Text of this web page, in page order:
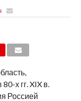
х гг. XIX в.
Россией